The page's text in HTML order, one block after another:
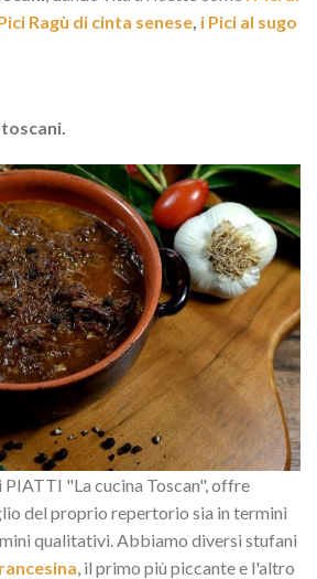
Ragù di cinta senese, i Pici al sugo
"La cucina Toscan", offre
del proprio repertorio sia in termini
qualitativi. Abbiamo diversi stufani
, il primo più piccante e l'altro